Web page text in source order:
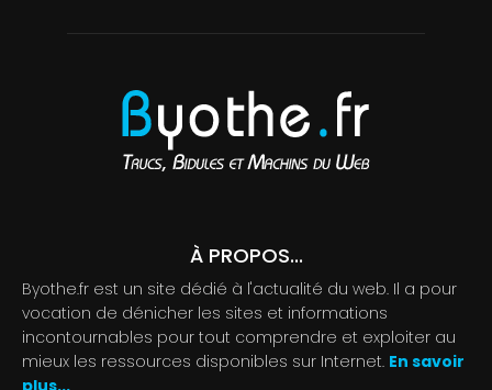
À PROPOS...
Byothe.fr est un site dédié à l'actualité du web. Il a pour
vocation de dénicher les sites et informations
incontournables pour tout comprendre et exploiter au
mieux les ressources disponibles sur Internet. En savoir
plus...